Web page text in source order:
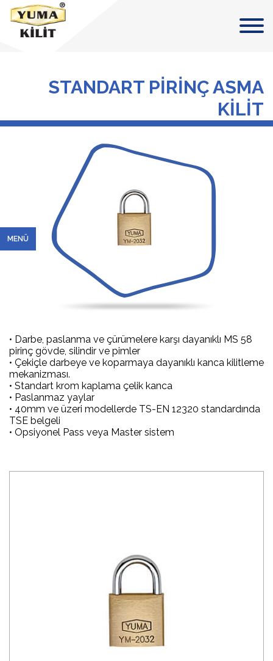
MENÜ
STANDART PİRİNÇ ASMA
KİLİT
• Darbe, paslanma ve çürümelere karşı dayanıklı MS 58
pirinç gövde, silindir ve pimler
• Çekiçle darbeye ve koparmaya dayanıklı kanca kilitleme
mekanizması.
• Standart krom kaplama çelik kanca
• Paslanmaz yaylar
• 40mm ve üzeri modellerde TS-EN 12320 standardında
TSE belgeli
• Opsiyonel Pass veya Master sistem